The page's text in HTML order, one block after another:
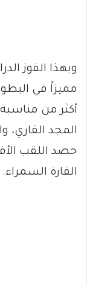
وبهذا الفوز
مميزاً في
أكثر من
المجد
حصد اللقب
القارة السمراء.